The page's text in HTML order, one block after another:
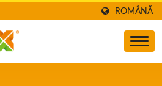
ROMÂNĂ